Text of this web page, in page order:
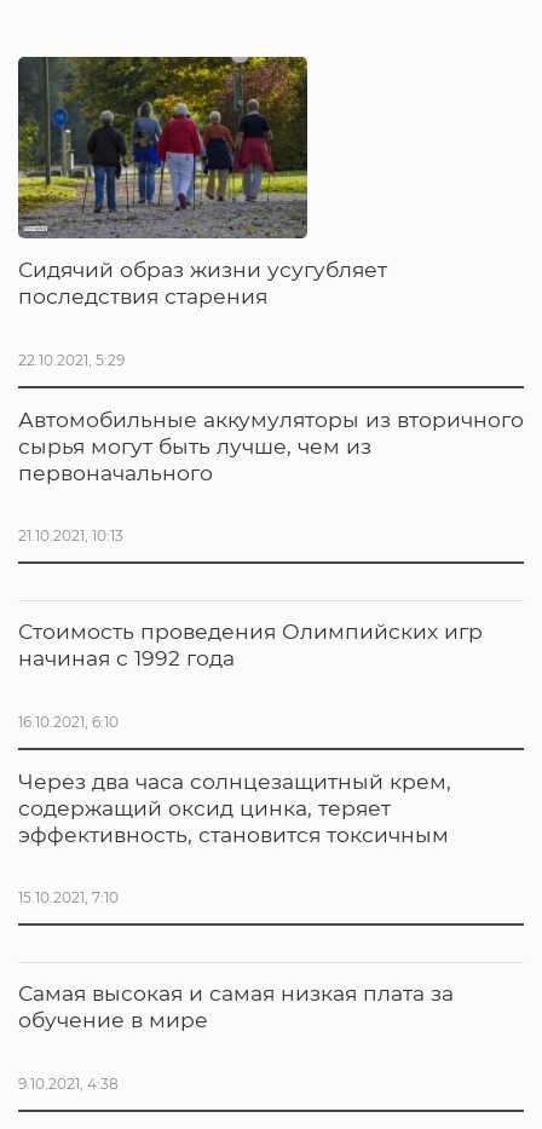
Сидячий образ жизни усугубляет
последствия старения
22.10.2021, 5:29
Автомобильные аккумуляторы из вторичного
сырья могут быть лучше, чем из
первоначального
21.10.2021, 10:13
Стоимость проведения Олимпийских игр
начиная с 1992 года
16.10.2021, 6:10
Через два часа солнцезащитный крем,
содержащий оксид цинка, теряет
эффективность, становится токсичным
15.10.2021, 7:10
Самая высокая и самая низкая плата за
обучение в мире
9.10.2021, 4:38